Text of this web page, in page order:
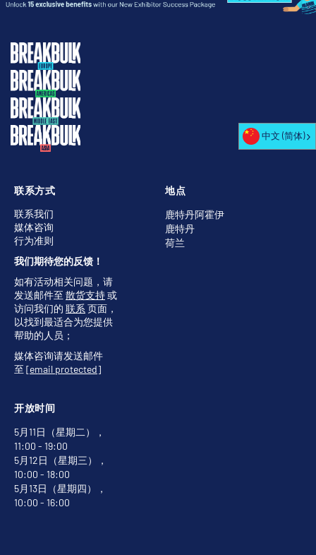
地点
鹿特丹阿霍伊
鹿特丹
荷兰
开放时间
5月11日（星期二），
11:00 - 19:00
5月12日（星期三），
10:00 - 18:00
5月13日（星期四），
10:00 - 16:00
联系方式
联系我们
媒体咨询
行为准则
我们期待您的反馈！
如有活动相关问题，请
发送邮件至 散货支持或
访问我们的 联系 页面，
以找到最适合为您提供
帮助的人员；
媒体咨询请发送邮件
至 [email protected]
中文 (简体)